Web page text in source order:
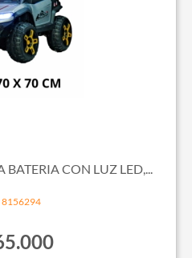
BATERIA CON LUZ LED,...
8156294